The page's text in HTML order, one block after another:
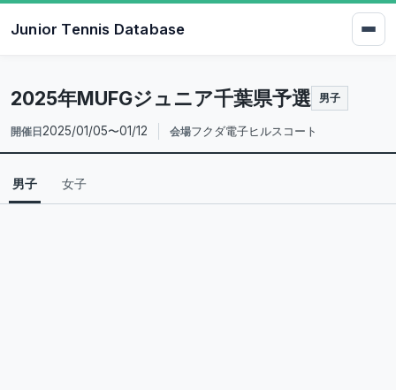
Junior Tennis Database
2025年MUFGジュニア千葉県予選 男子
開催日 2025/01/05〜01/12 会場フクダ電子ヒルスコート
男子 女子